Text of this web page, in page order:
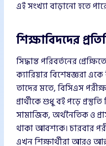
এই সংখ্যা বাড়ানো হতে
শিক্ষাবিদদের
সিদ্ধান্ত পরিবর্তনের
ক্যারিয়ার বিশেষজ্ঞরা
তাদের মতে, বিসিএস
প্রার্থীকে শুধু বই পড়ে
সামাজিক, অর্থনৈতিক ও
থাকা আবশ্যক। চারবার
এখন শিক্ষার্থীরা আরও